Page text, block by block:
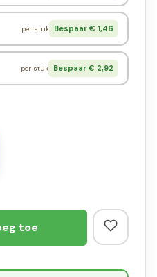
per stuk Bespaar € 1,46
per stuk Bespaar € 2,92
toe